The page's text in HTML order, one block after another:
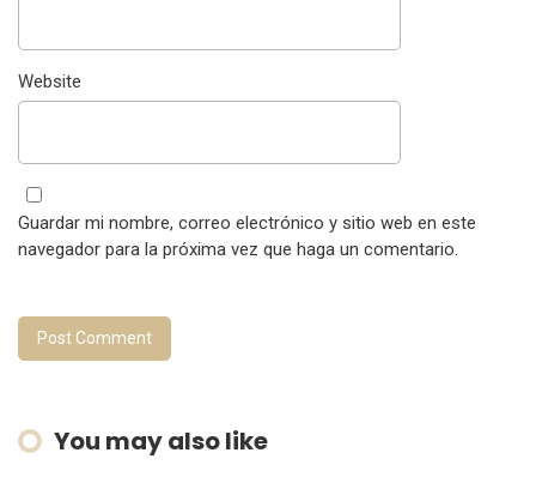
Website
Guardar mi nombre, correo electrónico y sitio web en este
navegador para la próxima vez que haga un comentario.
You may also like